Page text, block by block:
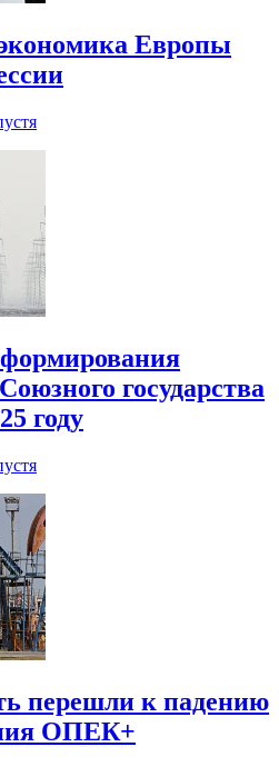
Европы
государства
году
перешли к падению
ОПЕК+